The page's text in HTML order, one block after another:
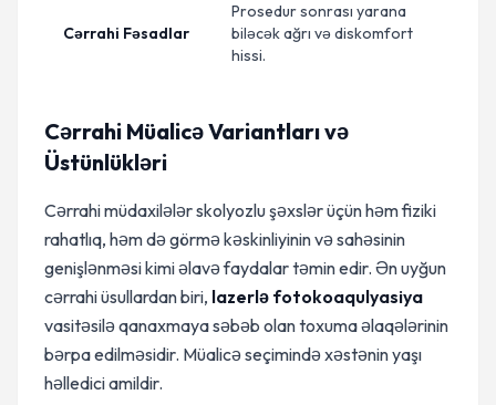
Cərrahi Fəsadlar
Prosedur sonrası yarana
biləcək ağrı və diskomfort
hissi.
Cərrahi Müalicə Variantları və
Üstünlükləri
Cərrahi müdaxilələr skolyozlu şəxslər üçün həm fiziki
rahatlıq, həm də görmə kəskinliyinin və sahəsinin
genişlənməsi kimi əlavə faydalar təmin edir. Ən uyğun
cərrahi üsullardan biri, lazerlə fotokoaqulyasiya
vasitəsilə qanaxmaya səbəb olan toxuma əlaqələrinin
bərpa edilməsidir. Müalicə seçimində xəstənin yaşı
həlledici amildir.